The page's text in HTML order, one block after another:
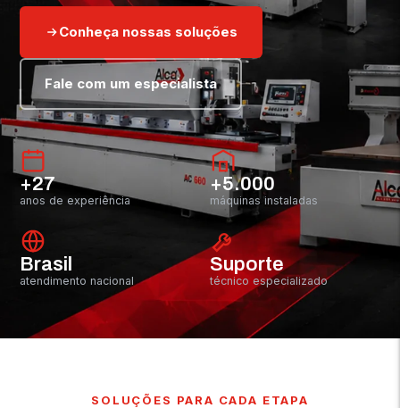
Conheça nossas soluções
Fale com um especialista
+27
anos de experiência
+5.000
máquinas instaladas
Brasil
atendimento nacional
Suporte
técnico especializado
SOLUÇÕES PARA CADA ETAPA